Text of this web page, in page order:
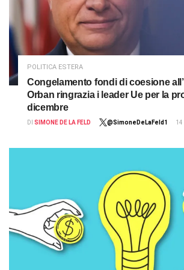
POLITICA ESTERA
Congelamento fondi di coesione
Orban ringrazia i leader Ue per la
dicembre
DI SIMONE DE LA FELD @SimoneDeLaFeld1 14